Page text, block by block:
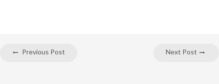
Previous Post Next Post